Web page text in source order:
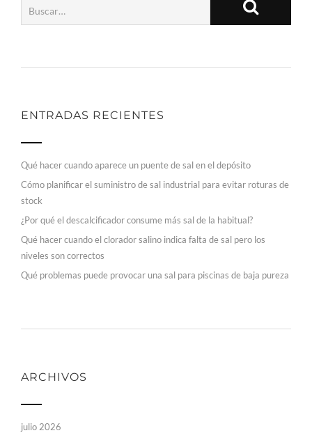
ENTRADAS RECIENTES
Qué hacer cuando aparece un puente de sal en el depósito
Cómo planificar el suministro de sal industrial para evitar roturas de
stock
¿Por qué el descalcificador consume más sal de la habitual?
Qué hacer cuando el clorador salino indica falta de sal pero los
niveles son correctos
Qué problemas puede provocar una sal para piscinas de baja pureza
ARCHIVOS
julio 2026